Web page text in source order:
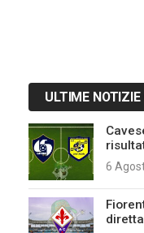
ULTIME
6